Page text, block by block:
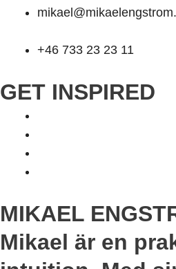
+46 733 23 23 11
GET INSPIRED
MIKAEL
Mikael är en